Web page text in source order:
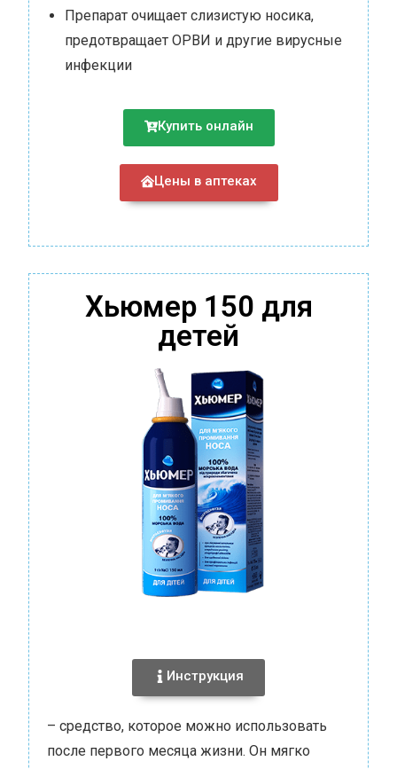
Препарат очищает слизистую носика,
предотвращает ОРВИ и другие вирусные
инфекции
Купить онлайн
Цены в аптеках
Хьюмер 150 для
детей
Инструкция
– средство, которое можно использовать
после первого месяца жизни. Он мягко